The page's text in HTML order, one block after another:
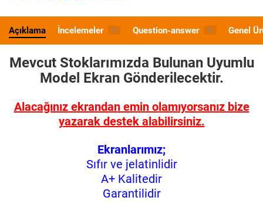
Açıklama İncelemeler 0 Question-answer 0 Genel
Mevcut Stoklarımızda Bulunan Uyumlu
Model Ekran Gönderilecektir.
Alacağınız ekrandan emin olamıyorsanız bize
yazarak destek alabilirsiniz.
Ekranlarımız;
Sıfır ve jelatinlidir
A+ Kalitedir
Garantilidir